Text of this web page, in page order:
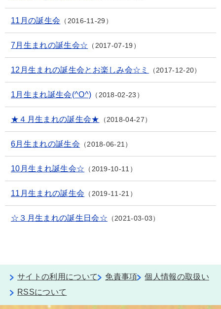
11月の誕生会 2016-11-29
7月生まれの誕生会☆ 2017-07-19
12月生まれの誕生会とお楽しみ会☆ミ 2017-12-20
1月生まれ誕生会(^O^) 2018-02-23
★４月生まれの誕生会★ 2018-04-27
6月生まれの誕生会 2018-06-21
10月生まれ誕生会☆ 2019-10-11
11月生まれの誕生会 2019-11-21
☆３月生まれの誕生日会☆ 2021-03-03
サイトの利用について 免責事項
個人情報の取扱い
RSSについて